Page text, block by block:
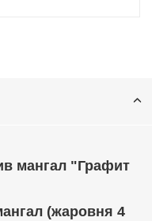
мангал "Графит
(жаровня 4